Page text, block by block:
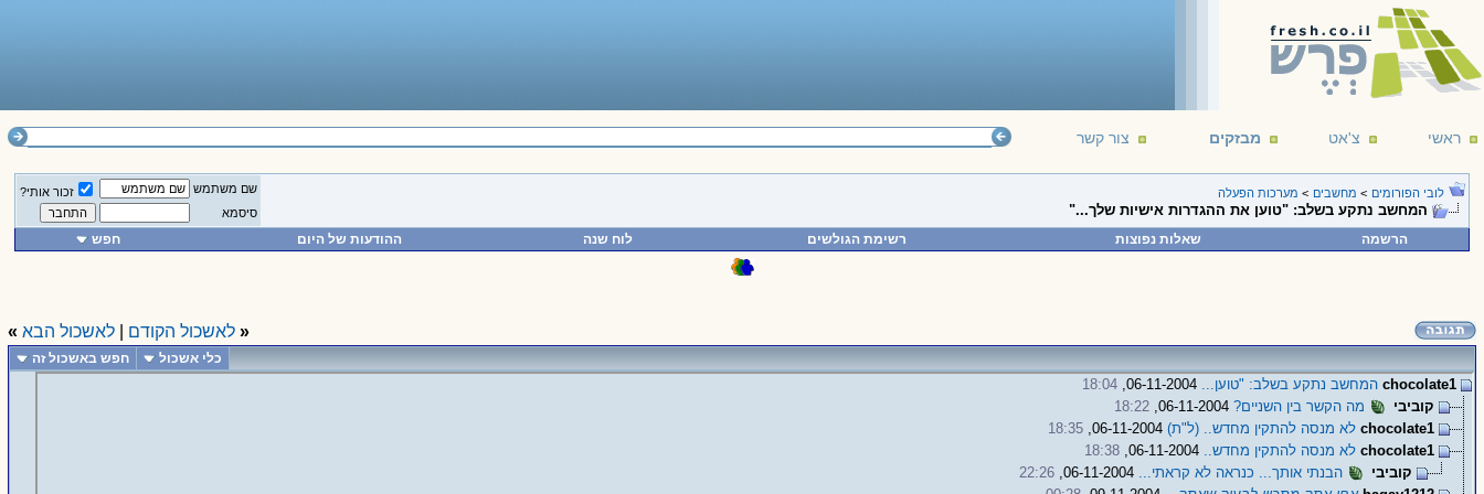
ראשי צ'אט מבזקים צור קשר
לובי הפורומים > מחשבים > מערכות הפעלה
המחשב נתקע בשלב: "טוען את ההגדרות אישיות שלך..."
שם משתמש
זכור אותי?
סיסמא
הרשמה שאלות נפוצות רשימת הגולשים לוח שנה ההודעות של היום חפש
« לאשכול הקודם לאשכול הבא »
כלי אשכול חפש באשכול זה
chocolate1 המחשב נתקע בשלב: "טוען...
18:04
קוביבי
מה הקשר בין השניים?06-11-2004,
18:22
chocolate1 לא מנסה להתקין מחדש.. (ל"ת)06-11-2004,
18:35
chocolate1 לא מנסה להתקין מחדש..
18:38
קוביבי
הבנתי אותך... כנראה לא קראתי...
22:26